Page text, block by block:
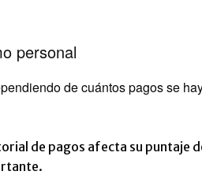
personal
de cuántos pagos se
de pagos afecta su puntaje